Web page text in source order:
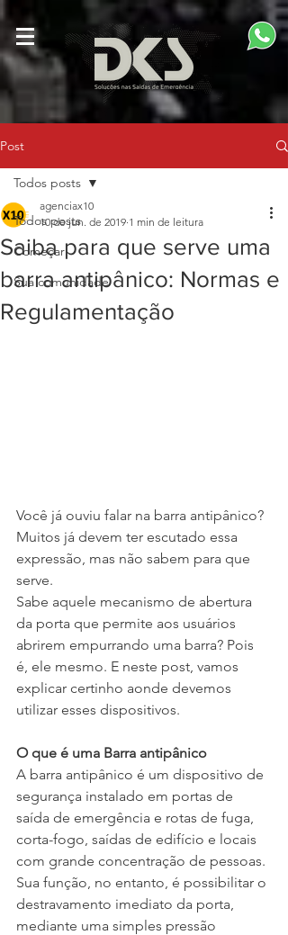
Post
Todos posts
Começar
Sua comunidade
Todos posts
Saiba para que serve uma
barra antipânico: Normas e
Regulamentação
agenciax10
10 de jun. de 2019 1 min de leitura
Você já ouviu falar na barra antipânico?
Muitos já devem ter escutado essa
expressão, mas não sabem para que
serve.
Sabe aquele mecanismo de abertura
da porta que permite aos usuários
abrirem empurrando uma barra? Pois
é, ele mesmo. E neste post, vamos
explicar certinho aonde devemos
utilizar esses dispositivos.
O que é uma Barra antipânico
A barra antipânico é um dispositivo de
segurança instalado em portas de
saída de emergência e rotas de fuga,
corta-fogo, saídas de edifício e locais
com grande concentração de pessoas.
Sua função, no entanto, é possibilitar o
destravamento imediato da porta,
mediante uma simples pressão